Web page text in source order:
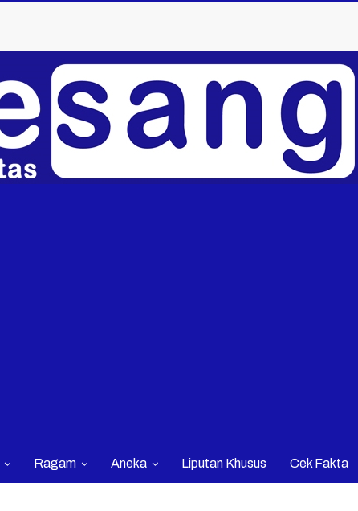
Ragam Aneka Liputan Khusus Cek Fakta